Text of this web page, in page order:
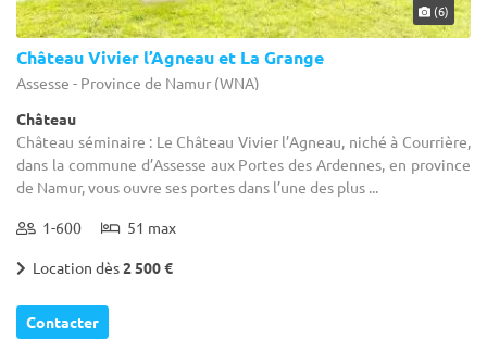
(6)
Château Vivier l’Agneau et La Grange
Assesse - Province de Namur (WNA)
Château
Château séminaire : Le Château Vivier l’Agneau, niché à Courrière,
dans la commune d’Assesse aux Portes des Ardennes, en province
de Namur, vous ouvre ses portes dans l’une des plus ...
1-600 51 max
Location dès2 500 €
Contacter